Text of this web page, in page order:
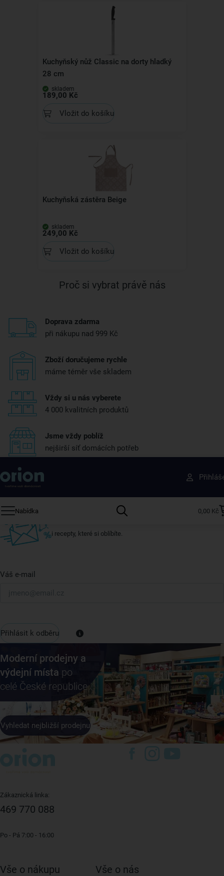
Kuchyňský nůž Classic na dorty hladký
28 cm
skladem
189,00 Kč
Vložit do košíku
Kuchyňská zástěra Beige
skladem
249,00 Kč
Vložit do košíku
Proč si vybrat právě nás
Doprava zdarma
při nákupu nad 999 Kč
Zboží doručujeme rychle
máme téměr vše skladem
Vždy si u nás vyberete
4 000 kvalitních produktů
Jsme vždy poblíž
nejširší síť domácích potřeb
Nabídka 0,00 Kč
Získejte rady, recepty a tipy na slevy dřív než
ostatní
Přihlaste se k odběru našeho newsletteru.
i recepty, které si oblíbíte.
Váš e-mail
Přihlásit k odběru
Moderní prodejny a
výdejní místa po
celé České republice
Vyhledat nejbližší prodejnu
Zákaznická linka:
469 770 088
Po - Pá 7:00 - 16:00
Vše o nákupu Vše o nás